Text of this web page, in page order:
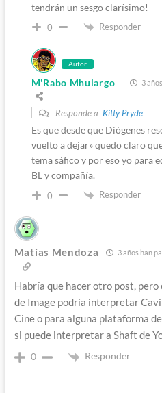
tendrán un sesgo clarísimo!
0 Responder
Autor
M'Rabo Mhulargo 3
Responde a Kitty Pryde
Es que desde que Diógenes
vuelto a dejar» quedo claro
tema sáfico y por eso yo para
BL y compañía.
0 Responder
Matias Mendoza 3 años han
Habría que hacer otro post,
de Image podría interpretar
Cine o para alguna plataforma
si puede interpretar a Shaft de
0 Responder